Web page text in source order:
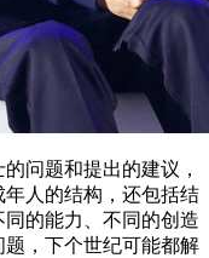
问题和提出的建议，
人的结构，还包括结
的能力、不同的创造
，下个世纪可能都解